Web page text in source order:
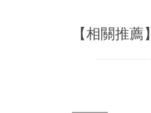
【相關推薦】